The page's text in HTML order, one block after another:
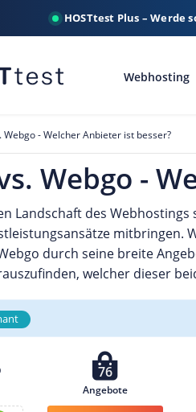
HOSTtest Plus –
Webhosting
Webgo - Welcher Anbieter ist besser?
Webgo -
Landschaft des
durch seine breite
welcher dieser
76
Angebote